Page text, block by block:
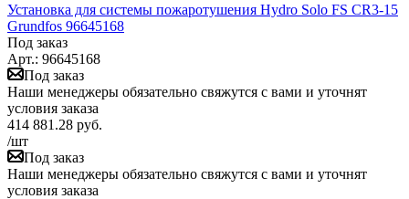
Установка для системы пожаротушения Hydro Solo FS CR3-15
Grundfos 96645168
Под заказ
Арт.: 96645168
Под заказ
Наши менеджеры обязательно свяжутся с вами и уточнят
условия заказа
414 881.28 руб.
/шт
Под заказ
Наши менеджеры обязательно свяжутся с вами и уточнят
условия заказа